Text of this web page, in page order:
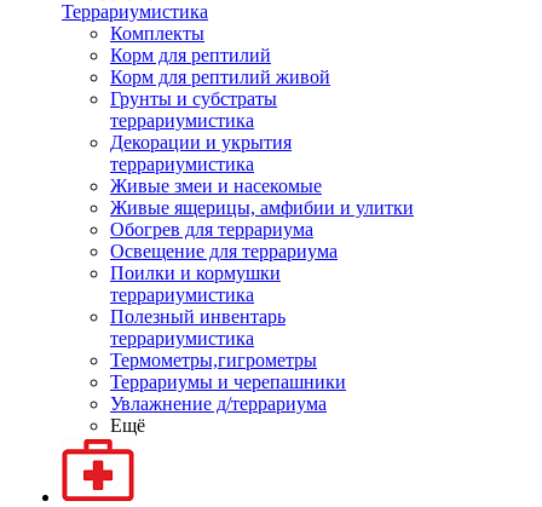
Террариумистика
Комплекты
Корм для рептилий
Корм для рептилий живой
Грунты и субстраты
террариумистика
Декорации и укрытия
террариумистика
Живые змеи и насекомые
Живые ящерицы, амфибии и улитки
Обогрев для террариума
Освещение для террариума
Поилки и кормушки
террариумистика
Полезный инвентарь
террариумистика
Термометры,гигрометры
Террариумы и черепашники
Увлажнение д/террариума
Ещё